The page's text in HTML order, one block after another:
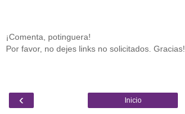
¡Comenta, potinguera!
Por favor, no dejes links no solicitados. Gracias!
‹ Inicio